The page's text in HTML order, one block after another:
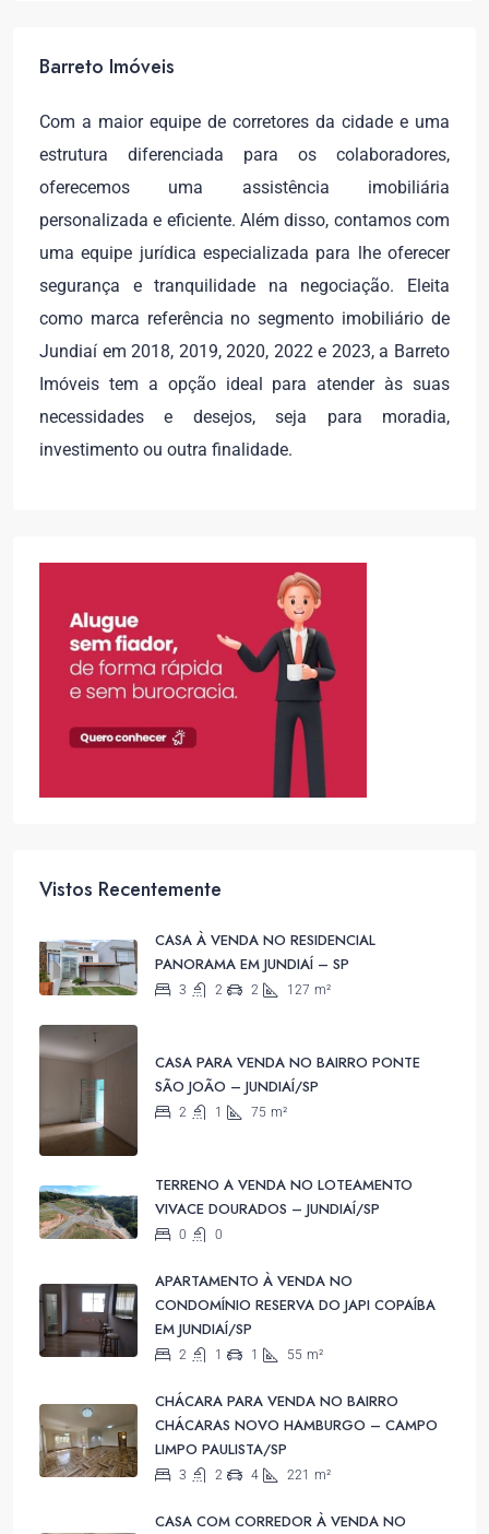
Barreto Imóveis
Com a maior equipe de corretores da cidade e uma
estrutura diferenciada para os colaboradores,
oferecemos uma assistência imobiliária
personalizada e eficiente. Além disso, contamos com
uma equipe jurídica especializada para lhe oferecer
segurança e tranquilidade na negociação. Eleita
como marca referência no segmento imobiliário de
Jundiaí em 2018, 2019, 2020, 2022 e 2023, a Barreto
Imóveis tem a opção ideal para atender às suas
necessidades e desejos, seja para moradia,
investimento ou outra finalidade.
Vistos Recentemente
CASA À VENDA NO RESIDENCIAL
PANORAMA EM JUNDIAÍ – SP
3 2 2 127 m²
CASA PARA VENDA NO BAIRRO PONTE
SÃO JOÃO – JUNDIAÍ/SP
2 1 75 m²
TERRENO A VENDA NO LOTEAMENTO
VIVACE DOURADOS – JUNDIAÍ/SP
0 0
APARTAMENTO À VENDA NO
CONDOMÍNIO RESERVA DO JAPI COPAÍBA
EM JUNDIAÍ/SP
2 1 1 55 m²
CHÁCARA PARA VENDA NO BAIRRO
CHÁCARAS NOVO HAMBURGO – CAMPO
LIMPO PAULISTA/SP
3 2 4 221 m²
CASA COM CORREDOR À VENDA NO